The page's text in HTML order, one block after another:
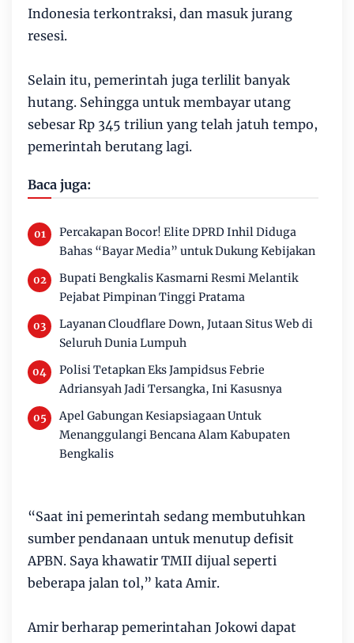
Indonesia terkontraksi, dan masuk jurang
resesi.
Selain itu, pemerintah juga terlilit banyak
hutang. Sehingga untuk membayar utang
sebesar Rp 345 triliun yang telah jatuh tempo,
pemerintah berutang lagi.
Baca juga:
Percakapan Bocor! Elite DPRD Inhil Diduga
Bahas “Bayar Media” untuk Dukung Kebijakan
Bupati Bengkalis Kasmarni Resmi Melantik
Pejabat Pimpinan Tinggi Pratama
Layanan Cloudflare Down, Jutaan Situs Web di
Seluruh Dunia Lumpuh
Polisi Tetapkan Eks Jampidsus Febrie
Adriansyah Jadi Tersangka, Ini Kasusnya
Apel Gabungan Kesiapsiagaan Untuk
Menanggulangi Bencana Alam Kabupaten
Bengkalis
“Saat ini pemerintah sedang membutuhkan
sumber pendanaan untuk menutup defisit
APBN. Saya khawatir TMII dijual seperti
beberapa jalan tol,” kata Amir.
Amir berharap pemerintahan Jokowi dapat